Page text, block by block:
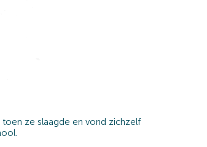
ze slaagde en vond zichzelf